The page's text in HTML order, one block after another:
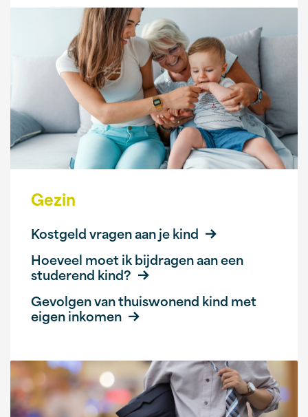
Gezin
Kostgeld vragen aan je kind
Hoeveel moet ik bijdragen aan een
studerend kind?
Gevolgen van thuiswonend kind met
eigen inkomen